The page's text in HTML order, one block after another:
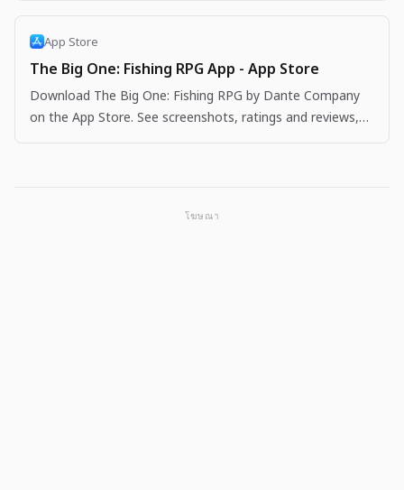
App Store
The Big One: Fishing RPG App - App Store
Download The Big One: Fishing RPG by Dante Company
on the App Store. See screenshots, ratings and reviews,
โฆษณา